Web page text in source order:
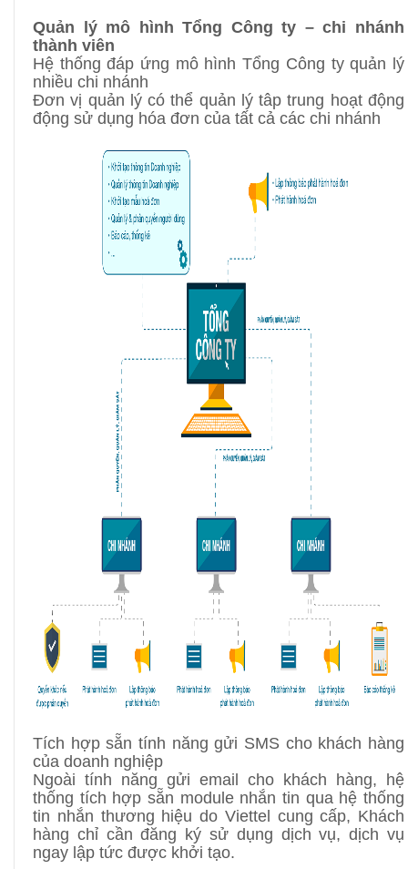
Quản lý mô hình Tổng Công ty – chi nhánh
thành viên
Hệ thống đáp ứng mô hình Tổng Công ty quản lý
nhiều chi nhánh
Đơn vị quản lý có thể quản lý tâp trung hoạt động
động sử dụng hóa đơn của tất cả các chi nhánh
Tích hợp sẵn tính năng gửi SMS cho khách hàng
của doanh nghiệp
Ngoài tính năng gửi email cho khách hàng, hệ
thống tích hợp sẵn module nhắn tin qua hệ thống
tin nhắn thương hiệu do Viettel cung cấp, Khách
hàng chỉ cần đăng ký sử dụng dịch vụ, dịch vụ
ngay lập tức được khởi tạo.